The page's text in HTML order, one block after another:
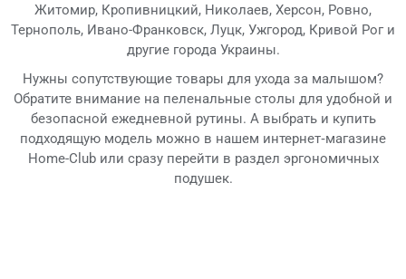
Житомир, Кропивницкий, Николаев, Херсон, Ровно,
Тернополь, Ивано-Франковск, Луцк, Ужгород, Кривой Рог и
другие города Украины.
Нужны сопутствующие товары для ухода за малышом?
Обратите внимание на пеленальные столы для удобной и
безопасной ежедневной рутины. А выбрать и купить
подходящую модель можно в нашем интернет‑магазине
Home-Club или сразу перейти в раздел эргономичных
подушек.